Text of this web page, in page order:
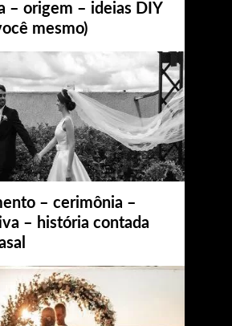
– origem – ideias DIY
mesmo)
– cerimônia –
– história contada